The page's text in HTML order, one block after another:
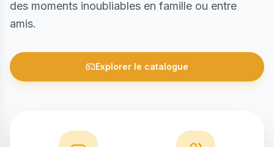
des moments inoubliables en famille ou entre
amis.
Explorer le catalogue